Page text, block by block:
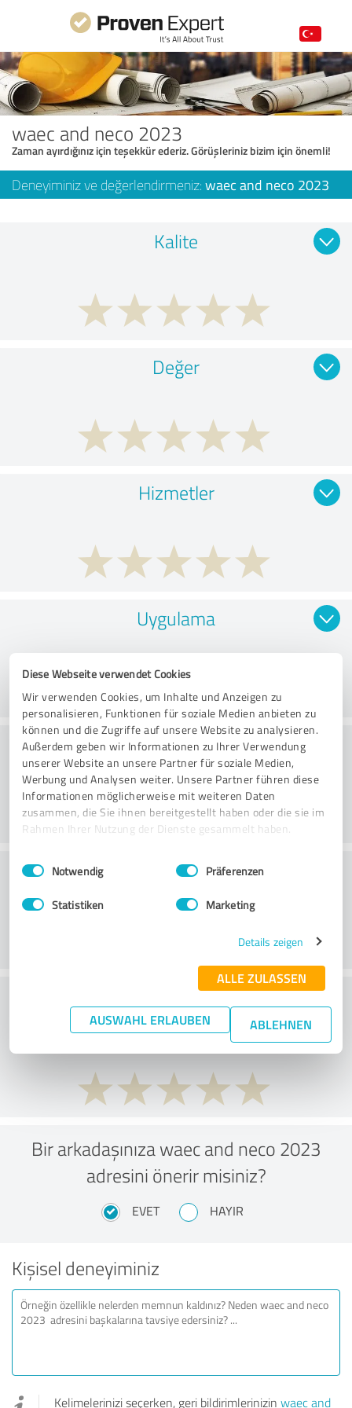
Diese Webseite verwendet Cookies
Wir verwenden Cookies, um Inhalte und Anzeigen zu
personalisieren, Funktionen für soziale Medien anbieten zu
können und die Zugriffe auf unsere Website zu analysieren.
Außerdem geben wir Informationen zu Ihrer Verwendung
unserer Website an unsere Partner für soziale Medien,
Werbung und Analysen weiter. Unsere Partner führen diese
Informationen möglicherweise mit weiteren Daten
zusammen, die Sie ihnen bereitgestellt haben oder die sie im
Rahmen Ihrer Nutzung der Dienste gesammelt haben.
Impressum Datenschutzbestimmungen
Einwilligungsauswahl
Notwendig Präferenzen
Statistiken Marketing
Details zeigen
ALLE ZULASSEN
AUSWAHL ERLAUBEN ABLEHNEN
waec and neco 2023
Zaman ayırdığınız için teşekkür ederiz. Görüşleriniz bizim için önemli!
Deneyiminiz ve değerlendirmeniz: waec and neco 2023
Kalite
Değer
Hizmetler
Uygulama
Danışmanlık
Müşteri Hizmetleri
Fiyat/performans oranı hakkında ne
düşünüyorsunuz?
Bir arkadaşınıza waec and neco 2023
adresini önerir misiniz?
EVET HAYIR
Kişisel deneyiminiz
Kelimelerinizi seçerken, geri bildirimlerinizin waec and